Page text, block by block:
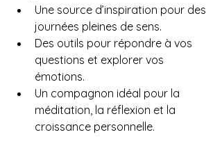
Une source d’inspiration pour des
journées pleines de sens.
Des outils pour répondre à vos
questions et explorer vos
émotions.
Un compagnon idéal pour la
méditation, la réflexion et la
croissance personnelle.